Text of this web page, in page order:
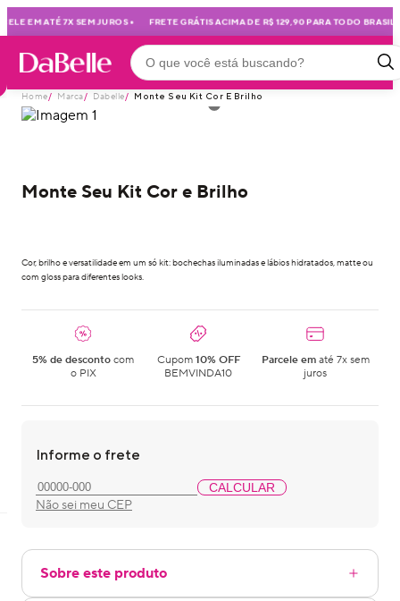
EM ATÉ 7X SEM JUROS• FRETE GRÁTIS ACIMA DE R$ 129,90 PARA TODO BRASIL•
Home/ Marca/ Dabelle/ Monte Seu Kit Cor E Brilho
Monte Seu Kit Cor e Brilho
Cor, brilho e versatilidade em um só kit: bochechas iluminadas e lábios hidratados, matte ou
com gloss para diferentes looks.
5% de desconto com
o PIX
Cupom 10% OFF
BEMVINDA10
Parcele ematé 7x sem
juros
Informe o frete
CALCULAR
Não sei meu CEP
Sobre este produto